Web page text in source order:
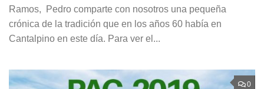
Ramos, Pedro comparte con nosotros una pequeña
crónica de la tradición que en los años 60 había en
Cantalpino en este día. Para ver el...
0